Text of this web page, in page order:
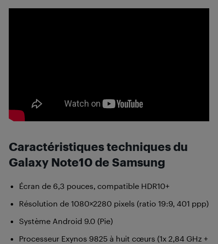
Caractéristiques techniques du
Galaxy Note10 de Samsung
Écran de 6,3 pouces, compatible HDR10+
Résolution de 1080×2280 pixels (ratio 19:9, 401 ppp)
Système Android 9.0 (Pie)
Processeur Exynos 9825 à huit cœurs (1x 2,84 GHz +